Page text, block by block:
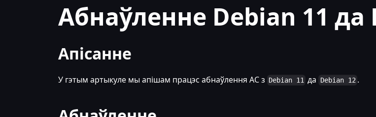
Абнаўленне Debian 11 да
Апісанне
У гэтым артыкуле мы апішам працэс абнаўлення АС з Debian 11 да Debian 12 .